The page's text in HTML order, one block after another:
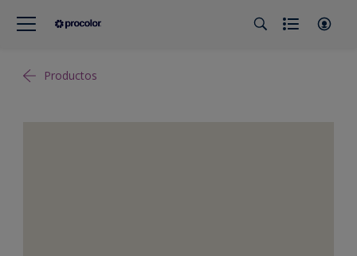
Productos